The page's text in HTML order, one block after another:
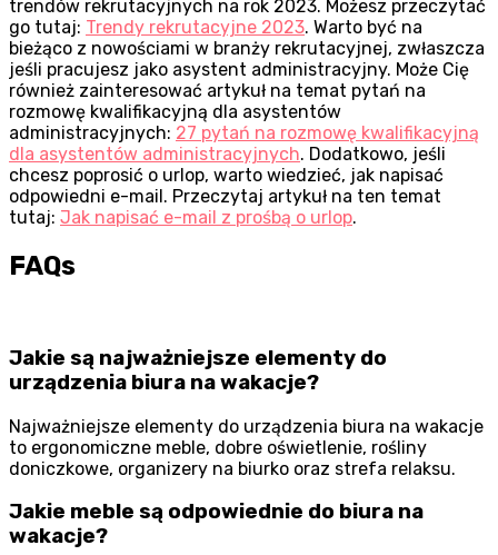
trendów rekrutacyjnych na rok 2023. Możesz przeczytać
go tutaj: Trendy rekrutacyjne 2023. Warto być na
bieżąco z nowościami w branży rekrutacyjnej, zwłaszcza
jeśli pracujesz jako asystent administracyjny. Może Cię
również zainteresować artykuł na temat pytań na
rozmowę kwalifikacyjną dla asystentów
administracyjnych: 27 pytań na rozmowę kwalifikacyjną
dla asystentów administracyjnych. Dodatkowo, jeśli
chcesz poprosić o urlop, warto wiedzieć, jak napisać
odpowiedni e-mail. Przeczytaj artykuł na ten temat
tutaj: Jak napisać e-mail z prośbą o urlop.
FAQs
Jakie są najważniejsze elementy do
urządzenia biura na wakacje?
Najważniejsze elementy do urządzenia biura na wakacje
to ergonomiczne meble, dobre oświetlenie, rośliny
doniczkowe, organizery na biurko oraz strefa relaksu.
Jakie meble są odpowiednie do biura na
wakacje?